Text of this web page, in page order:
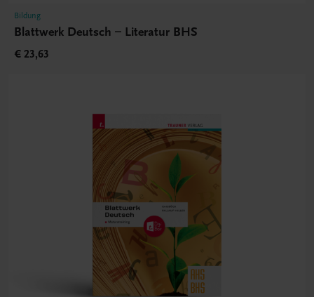
Bildung
Blattwerk Deutsch – Literatur BHS
€ 23,63